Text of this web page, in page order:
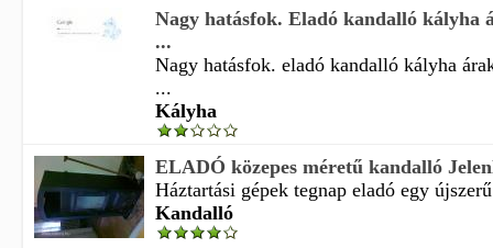
Nagy hatásfok. Eladó kandalló kályha
...
Nagy hatásfok. eladó kandalló kályha
...
Kályha
ELADÓ közepes méretű kandalló
Háztartási gépek tegnap eladó egy
Kandalló